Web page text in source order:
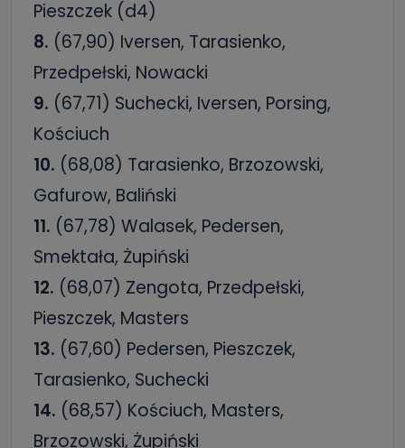
Pieszczek (d4)
8. (67,90) Iversen, Tarasienko,
Przedpełski, Nowacki
9. (67,71) Suchecki, Iversen, Porsing,
Kościuch
10. (68,08) Tarasienko, Brzozowski,
Gafurow, Baliński
11. (67,78) Walasek, Pedersen,
Smektała, Żupiński
12. (68,07) Zengota, Przedpełski,
Pieszczek, Masters
13. (67,60) Pedersen, Pieszczek,
Tarasienko, Suchecki
14. (68,57) Kościuch, Masters,
Brzozowski, Żupiński